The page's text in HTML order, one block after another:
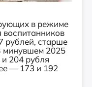
в режиме
воспитанников
рублей, старше
минувшем 2025
204 рубля
— 173 и 192